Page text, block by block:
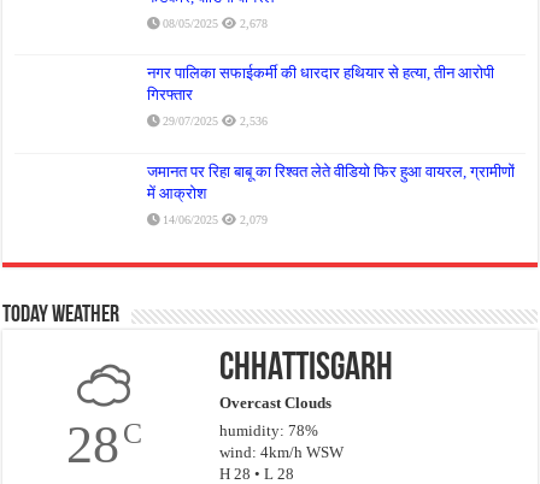
08/05/2025 2,678
नगर पालिका सफाईकर्मी की धारदार हथियार से हत्या, तीन आरोपी
गिरफ्तार
29/07/2025 2,536
जमानत पर रिहा बाबू का रिश्वत लेते वीडियो फिर हुआ वायरल, ग्रामीणों
में आक्रोश
14/06/2025 2,079
Today Weather
28C
Chhattisgarh
Overcast Clouds
humidity: 78%
wind: 4km/h WSW
H 28 • L 28